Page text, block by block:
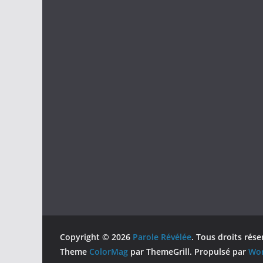
Copyright © 2026 Parole Révélée. Tous droits
Theme ColorMag par ThemeGrill. Propulsé par